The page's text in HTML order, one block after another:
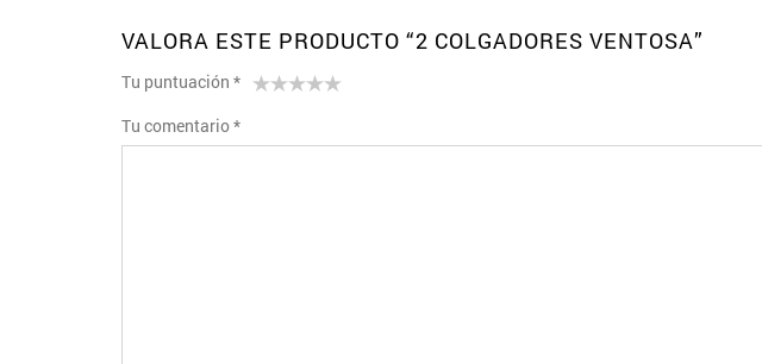
VALORA ESTE PRODUCTO “2 COLGADORES VENTOSA”
Tu puntuación *
de
5
estrellas
estrellas
estrellas
Tu comentario*